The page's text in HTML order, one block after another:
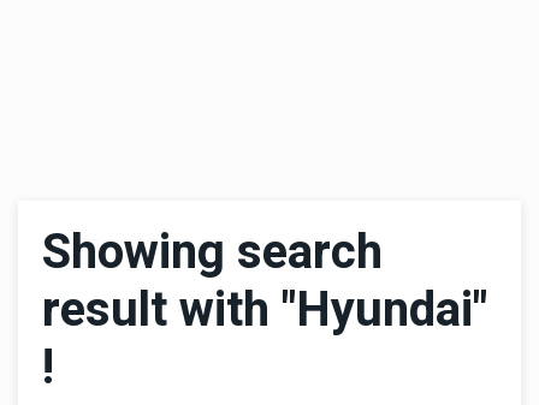
Showing search
result with "Hyundai"
!